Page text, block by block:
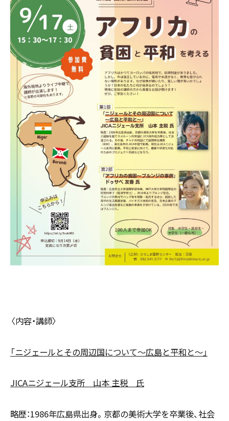
〈内容・講師〉
「ニジェールとその周辺国について～広島と平和と～」
JICAニジェール支所 山本 主税 氏
略歴：1986年広島県出身。京都の美術大学を卒業後、社会